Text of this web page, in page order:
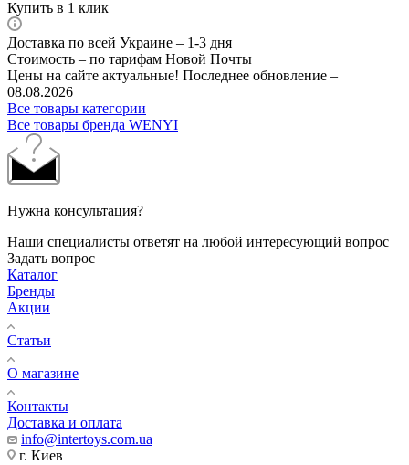
Купить в 1 клик
Доставка по всей Украине – 1-3 дня
Стоимость – по тарифам Новой Почты
Цены на сайте актуальные! Последнее обновление –
08.08.2026
Все товары категории
Все товары бренда WENYI
Нужна консультация?
Наши специалисты ответят на любой интересующий вопрос
Задать вопрос
Каталог
Бренды
Акции
Статьи
О магазине
Контакты
Доставка и оплата
info@intertoys.com.ua
г. Киев